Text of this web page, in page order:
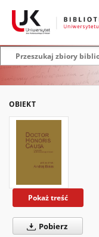
OBIEKT
Pokaż treść
Pobierz